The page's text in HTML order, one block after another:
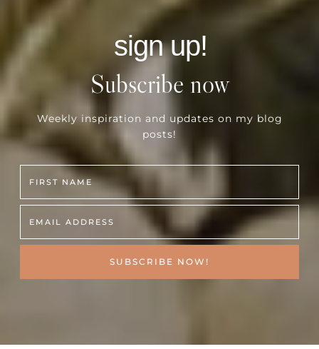
sign up!
Subscribe now
Weekly inspiration and updates on my blog
posts!
SUBSCRIBE NOW!